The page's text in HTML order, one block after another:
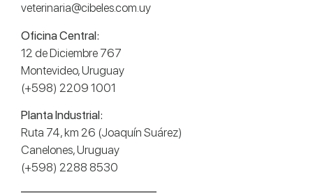
veterinaria@cibeles.com.uy
Oficina Central:
12 de Diciembre 767
Montevideo, Uruguay
(+598) 2209 1001
Planta Industrial:
Ruta 74, km 26 (Joaquín Suárez)
Canelones, Uruguay
(+598) 2288 8530